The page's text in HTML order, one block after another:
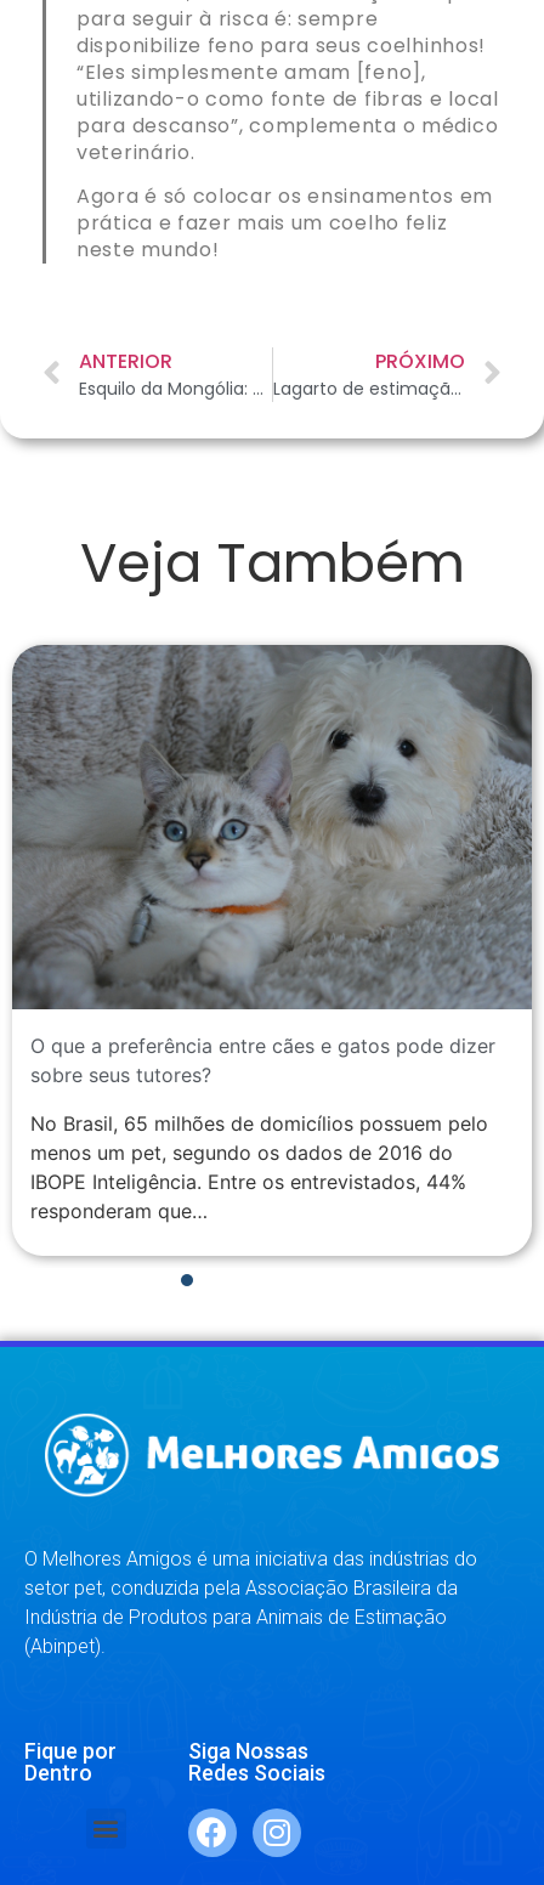
para seguir à risca é: sempre
disponibilize feno para seus coelhinhos!
“Eles simplesmente amam [feno],
utilizando-o como fonte de fibras e local
para descanso”, complementa o médico
veterinário.
Agora é só colocar os ensinamentos em
prática e fazer mais um coelho feliz
neste mundo!
ANTERIOR
Esquilo da Mongólia: o pet ideal para apartamentos
PRÓXIMO
Lagarto de estimação: como contornar a agressividade do pet
Veja Também
O que a preferência entre cães e gatos pode dizer
sobre seus tutores?
No Brasil, 65 milhões de domicílios possuem pelo
menos um pet, segundo os dados de 2016 do
IBOPE Inteligência. Entre os entrevistados, 44%
responderam que…
O Melhores Amigos é uma iniciativa das indústrias do
setor pet, conduzida pela Associação Brasileira da
Indústria de Produtos para Animais de Estimação
(Abinpet).
Fique por
Dentro
Siga Nossas
Redes Sociais